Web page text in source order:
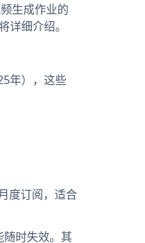
生成作业的
细介绍。
年），这些
度订阅，适合
时失效。其